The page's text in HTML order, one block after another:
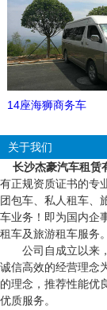
14座海狮商务车
关于我们
长沙杰豪汽车租赁
有正规资质证书的专
团包车、私人租车、
车业务！即为国内企
租车及旅游租车服务。
公司自成立以来，
诚信高效的经营理念
的理念，推荐性能优
优质服务。